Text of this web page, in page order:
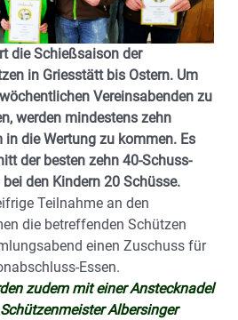
die Schießsaison der
in Griesstätt bis Ostern. Um
Vereinsabenden zu
werden mindestens zehn
die Wertung zu kommen. Es
der besten zehn 40-Schuss-
den Kindern 20 Schüsse.
Teilnahme an den
die betreffenden Schützen
einen Zuschuss für
Essen.
zudem mit einer Anstecknadel
Albersinger